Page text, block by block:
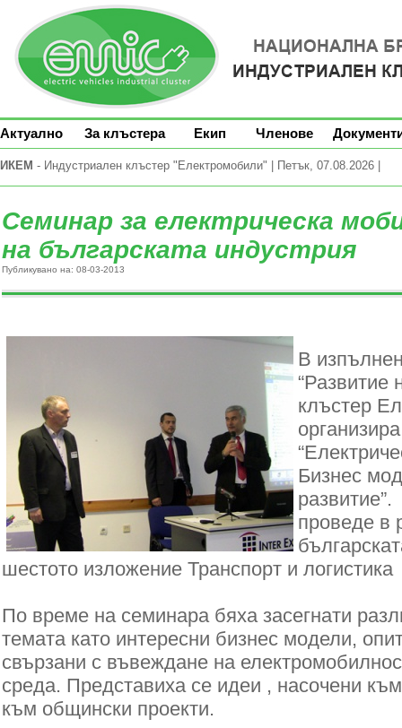
Актуално За клъстера Екип Членове
ИКЕМ - Индустриален клъстер "Електромобили" | Петък, 07.08.2026 |
Семинар за електрическа
на българската индустрия
Публикувано на: 08-03-2013
В
“Развитие
клъстер
Бизнес
проведе в
шестото изложение Транспорт и
По време на семинара бяха засегнати
темата като интересни бизнес модели,
свързани с въвеждане на
среда. Представиха се идеи , насочени
към общински проекти.